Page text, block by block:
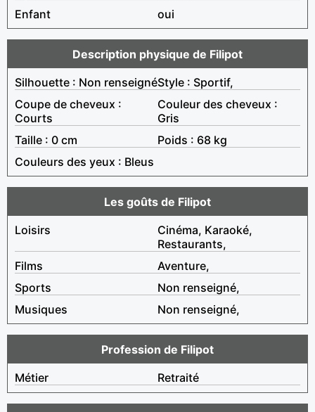
Enfant
oui
Description physique de Filipot
Silhouette : Non renseignéStyle : Sportif,
Coupe de cheveux :
Courts
Couleur des cheveux :
Gris
Taille : 0 cm
Poids : 68 kg
Couleurs des yeux : Bleus
Les goûts de Filipot
Loisirs
Cinéma, Karaoké,
Restaurants,
Films
Aventure,
Sports
Non renseigné,
Musiques
Non renseigné,
Profession de Filipot
Métier
Retraité